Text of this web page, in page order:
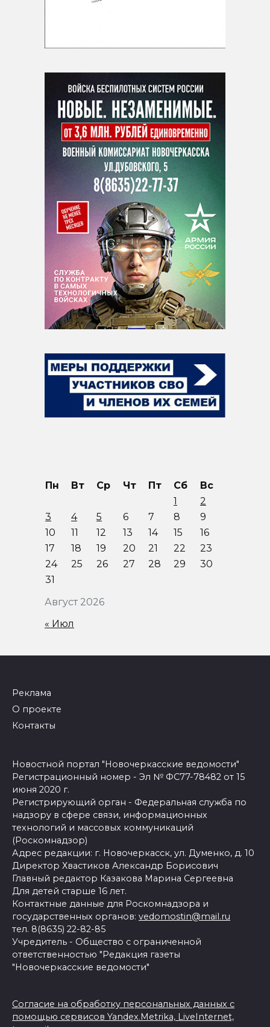
Август 2026
Пн Вт Ср Чт Пт Сб
Вс
1
2
3
4 5 6 7 8
9
10
11 12 13 14 15
16
17
18 19 20 21 22
23
24
25 26 27 28 29
30
31
« Июл
Реклама
О проекте
Контакты
Новостной портал "Новочеркасские ведомости"
Регистрационный номер - Эл № ФС77-78482 от 15
июня 2020 г.
Регистрирующий орган - Федеральная служба по
надзору в сфере связи, информационных
технологий и массовых коммуникаций
(Роскомнадзор)
Адрес редакции: г. Новочеркасск, ул. Думенко, д. 10
Директор Хвастиков Александр Борисович
Главный редактор Казакова Марина Сергеевна
Для детей старше 16 лет.
Контактные данные для Роскомнадзора и
государственных органов: vedomostin@mail.ru
тел. 8(8635) 22-82-85
Учредитель - Общество с ограниченной
ответственностью "Редакция газеты
"Новочеркасские ведомости"
Согласие на обработку персональных данных с
помощью сервисов Yandex.Metrika, LiveInternet,